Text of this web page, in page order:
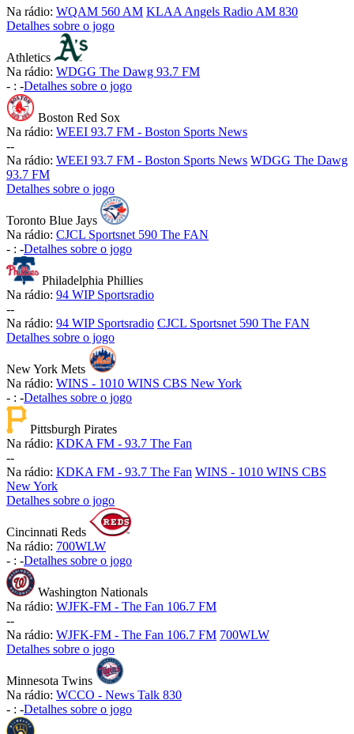
Na rádio: WQAM 560 AM KLAA Angels Radio AM 830
Detalhes sobre o jogo
Athletics
Na rádio: WDGG The Dawg 93.7 FM
- : -Detalhes sobre o jogo
Boston Red Sox
Na rádio: WEEI 93.7 FM - Boston Sports News
--
Na rádio: WEEI 93.7 FM - Boston Sports News WDGG The Dawg
93.7 FM
Detalhes sobre o jogo
Toronto Blue Jays
Na rádio: CJCL Sportsnet 590 The FAN
- : -Detalhes sobre o jogo
Philadelphia Phillies
Na rádio: 94 WIP Sportsradio
--
Na rádio: 94 WIP Sportsradio CJCL Sportsnet 590 The FAN
Detalhes sobre o jogo
New York Mets
Na rádio: WINS - 1010 WINS CBS New York
- : -Detalhes sobre o jogo
Pittsburgh Pirates
Na rádio: KDKA FM - 93.7 The Fan
--
Na rádio: KDKA FM - 93.7 The Fan WINS - 1010 WINS CBS
New York
Detalhes sobre o jogo
Cincinnati Reds
Na rádio: 700WLW
- : -Detalhes sobre o jogo
Washington Nationals
Na rádio: WJFK-FM - The Fan 106.7 FM
--
Na rádio: WJFK-FM - The Fan 106.7 FM 700WLW
Detalhes sobre o jogo
Minnesota Twins
Na rádio: WCCO - News Talk 830
- : -Detalhes sobre o jogo